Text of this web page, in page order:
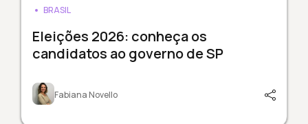
BRASIL
Eleições 2026: conheça os
candidatos ao governo de SP
Fabiana Novello